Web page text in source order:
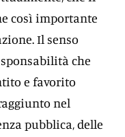
così importante
Il senso
che
e favorito
nel
pubblica, delle